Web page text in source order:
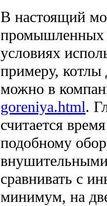
В настоящий
промышленных
условиях
примеру, котлы
можно в
goreniya.html.
считается
подобному
сравнивать с
минимум, на